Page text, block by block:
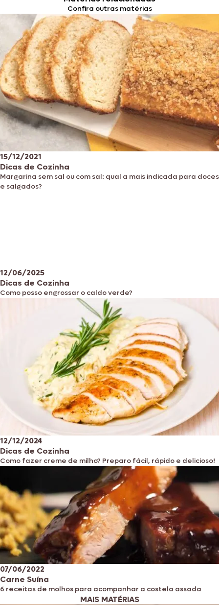
Confira outras matérias
15/12/2021
Dicas de Cozinha
Margarina sem sal ou com sal: qual a mais indicada para doces
e salgados?
12/06/2025
Dicas de Cozinha
Como posso engrossar o caldo verde?
12/12/2024
Dicas de Cozinha
Como fazer creme de milho? Preparo fácil, rápido e delicioso!
07/06/2022
Carne Suína
6 receitas de molhos para acompanhar a costela assada
MAIS MATÉRIAS